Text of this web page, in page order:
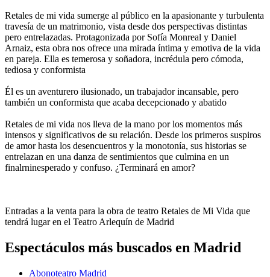
Retales de mi vida sumerge al público en la apasionante y turbulenta
travesía de un matrimonio, vista desde dos perspectivas distintas
pero entrelazadas. Protagonizada por Sofía Monreal y Daniel
Arnaiz, esta obra nos ofrece una mirada íntima y emotiva de la vida
en pareja. Ella es temerosa y soñadora, incrédula pero cómoda,
tediosa y conformista
Él es un aventurero ilusionado, un trabajador incansable, pero
también un conformista que acaba decepcionado y abatido
Retales de mi vida nos lleva de la mano por los momentos más
intensos y significativos de su relación. Desde los primeros suspiros
de amor hasta los desencuentros y la monotonía, sus historias se
entrelazan en una danza de sentimientos que culmina en un
finalrninesperado y confuso. ¿Terminará en amor?
Entradas a la venta para la obra de teatro Retales de Mi Vida que
tendrá lugar en el Teatro Arlequín de Madrid
Espectáculos más buscados en Madrid
Abonoteatro Madrid